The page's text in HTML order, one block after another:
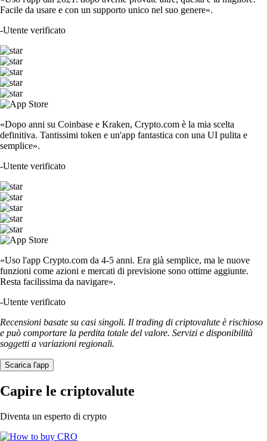
Facile da usare e con un supporto unico nel suo genere».
-Utente verificato
«Dopo anni su Coinbase e Kraken, Crypto.com è la mia scelta
definitiva. Tantissimi token e un'app fantastica con una UI pulita e
semplice».
-Utente verificato
«Uso l'app Crypto.com da 4-5 anni. Era già semplice, ma le nuove
funzioni come azioni e mercati di previsione sono ottime aggiunte.
Resta facilissima da navigare».
-Utente verificato
Recensioni basate su casi singoli. Il trading di criptovalute è rischioso
e può comportare la perdita totale del valore. Servizi e disponibilità
soggetti a variazioni regionali.
Scarica l'app
Capire le criptovalute
Diventa un esperto di crypto